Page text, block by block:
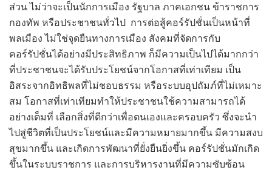
ส่วน ไม่ว่าจะเป็นนักการเมือง รัฐบาล ภาคเอกชน ข้าราชการ
กองทัพ หรือประชาชนทั่วไป การต่อสู้คอร์รัปชั่นเป็นหน้าที่
พลเมือง ไม่ใช่จุดยืนทางการเมือง สังคมที่จัดการกับ
คอร์รัปชั่นได้อย่างมีประสิทธิภาพ ก็มีความเป็นไปได้มากกว่า
ที่ประชาชนจะได้รับประโยชน์จากโอกาสที่เท่าเทียม เป็น
อิสระจากอิทธิพลที่ไม่ชอบธรรม หรือระบบอุปถัมภ์ที่ไม่เหมาะ
สม โอกาสที่เท่าเทียมทำให้ประชาชนใช้ความสามารถได้
อย่างเต็มที่ เลือกสิ่งที่ดีกว่าเพื่อตนเองและครอบครัว ซึ่งจะนำ
ไปสู่ชีวิตที่เป็นประโยชน์และมีความหมายมากขึ้น มีความสงบ
สุขมากขึ้น และเกิดการพัฒนาที่ยั่งยืนยิ่งขึ้น คอร์รัปชั่นมักเกิด
ขึ้นในระบบราชการ และการบริหารงานที่มีความซับซ้อน